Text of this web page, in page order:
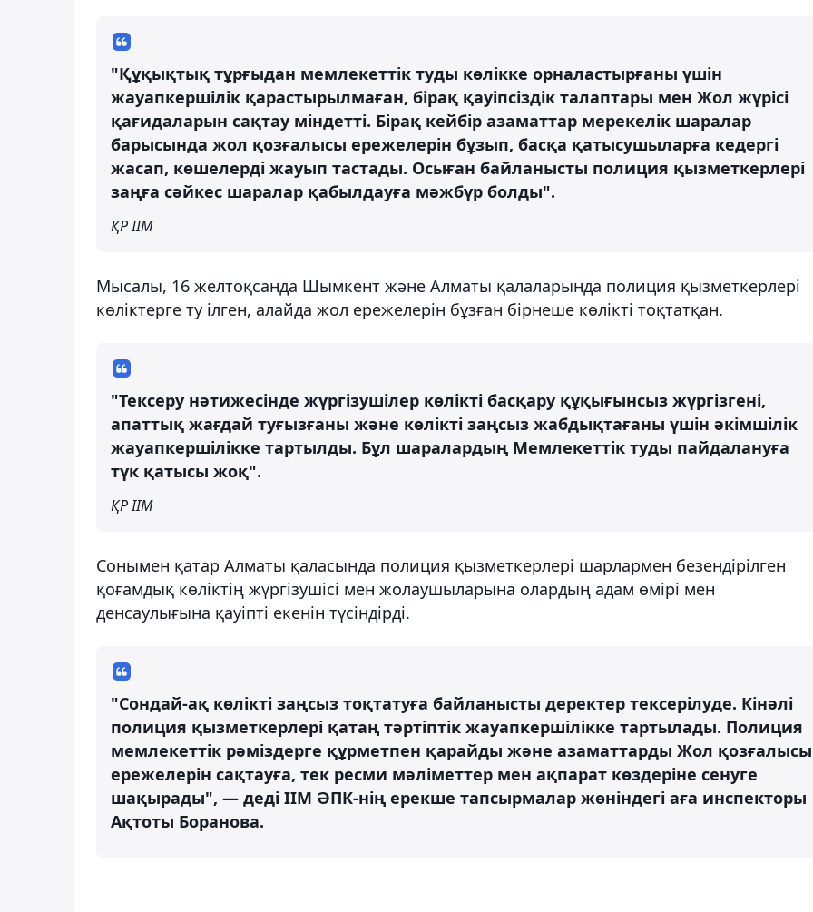
"Құқықтық тұрғыдан мемлекеттік туды көлікке орналастырғаны үшін
жауапкершілік қарастырылмаған, бірақ қауіпсіздік талаптары мен Жол жүрісі
қағидаларын сақтау міндетті. Бірақ кейбір азаматтар мерекелік шаралар
барысында жол қозғалысы ережелерін бұзып, басқа қатысушыларға кедергі
жасап, көшелерді жауып тастады. Осыған байланысты полиция қызметкерлері
заңға сәйкес шаралар қабылдауға мәжбүр болды".
ҚР ІІМ
Мысалы, 16 желтоқсанда Шымкент және Алматы қалаларында полиция қызметкерлері
көліктерге ту ілген, алайда жол ережелерін бұзған бірнеше көлікті тоқтатқан.
"Тексеру нәтижесінде жүргізушілер көлікті басқару құқығынсыз жүргізгені,
апаттық жағдай туғызғаны және көлікті заңсыз жабдықтағаны үшін әкімшілік
жауапкершілікке тартылды. Бұл шаралардың Мемлекеттік туды пайдалануға
түк қатысы жоқ".
ҚР ІІМ
Сонымен қатар Алматы қаласында полиция қызметкерлері шарлармен безендірілген
қоғамдық көліктің жүргізушісі мен жолаушыларына олардың адам өмірі мен
денсаулығына қауіпті екенін түсіндірді.
"Сондай-ақ көлікті заңсыз тоқтатуға байланысты деректер тексерілуде. Кінәлі
полиция қызметкерлері қатаң тәртіптік жауапкершілікке тартылады. Полиция
мемлекеттік рәміздерге құрметпен қарайды және азаматтарды Жол қозғалысы
ережелерін сақтауға, тек ресми мәліметтер мен ақпарат көздеріне сенуге
шақырады", — деді ІІМ ӘПК-нің ерекше тапсырмалар жөніндегі аға инспекторы
Ақтоты Боранова.